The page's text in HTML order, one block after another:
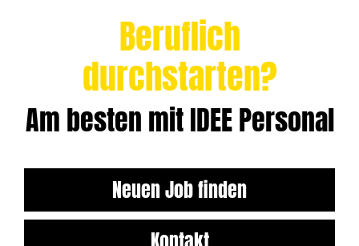
Beruflich
durchstarten?
Am besten mit IDEE Personal
Neuen Job finden